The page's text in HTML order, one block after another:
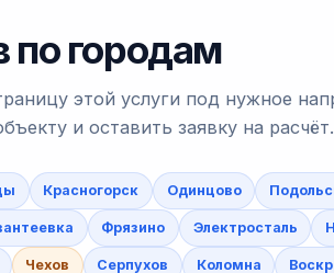
по городам
этой услуги под нужное
и оставить заявку на расчёт.
Красногорск Одинцово
Фрязино Электросталь
Чехов Серпухов Коломна